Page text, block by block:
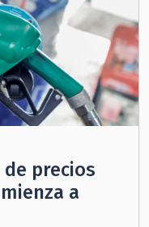
de precios
a